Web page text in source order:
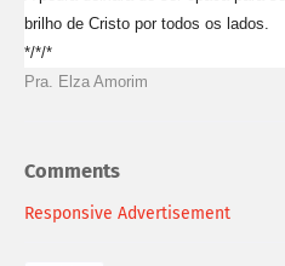
brilho de Cristo por todos os lados.
*/*/*
Pra. Elza Amorim
Comments
Responsive Advertisement